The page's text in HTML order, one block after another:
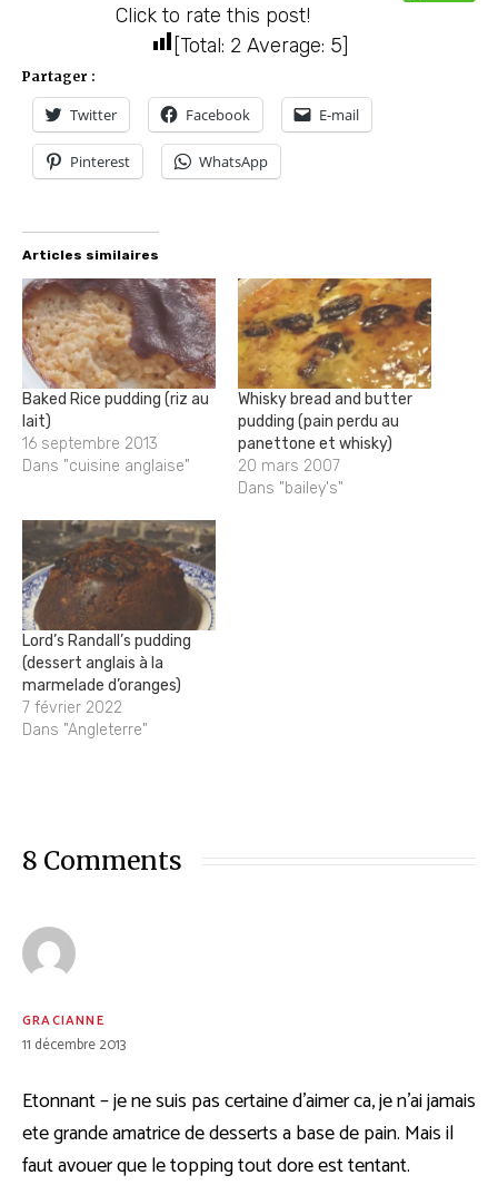
Click to rate this post!
[Total: 2Average: 5]
Partager :
Twitter Facebook E-mail
Pinterest WhatsApp
Articles similaires
Baked Rice pudding (riz au
lait)
16 septembre 2013
Dans "cuisine anglaise"
Whisky bread and butter
pudding (pain perdu au
panettone et whisky)
20 mars 2007
Dans "bailey's"
Lord’s Randall’s pudding
(dessert anglais à la
marmelade d’oranges)
7 février 2022
Dans "Angleterre"
8 Comments
GRACIANNE
11 décembre 2013
Etonnant – je ne suis pas certaine d’aimer ca, je n’ai jamais
ete grande amatrice de desserts a base de pain. Mais il
faut avouer que le topping tout dore est tentant.